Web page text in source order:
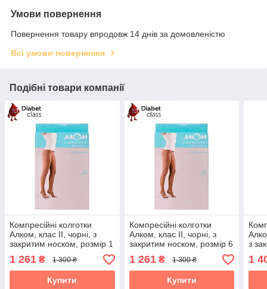
Умови повернення
Повернення товару впродовж 14 днів за домовленістю
Всі умови повернення
Подібні товари компанії
Компресійні колготки
Алком, клас II, чорні, з
закритим носком, розмір 1
(70121)
1 261 ₴ 1 300 ₴
Купити
Компресійні колготки
Алком, клас II, чорні, з
закритим носком, розмір 6
(70126)
1 261₴ 1 300 ₴
Купити
з
4
1